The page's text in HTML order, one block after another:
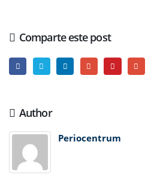
Comparte este post
Author
Periocentrum